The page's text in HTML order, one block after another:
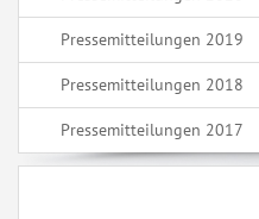
Pressemitteilungen 2019
Pressemitteilungen 2018
Pressemitteilungen 2017